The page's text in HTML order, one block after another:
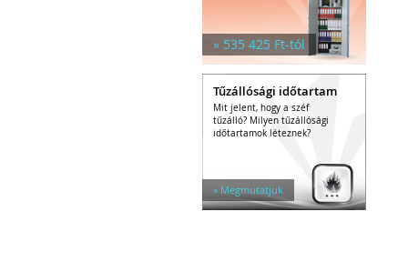
» 535 425 Ft-tól
Tűzállósági időtartam
Mit jelent, hogy a széf
tűzálló? Milyen tűzállósági
időtartamok léteznek?
» Megmutatjuk